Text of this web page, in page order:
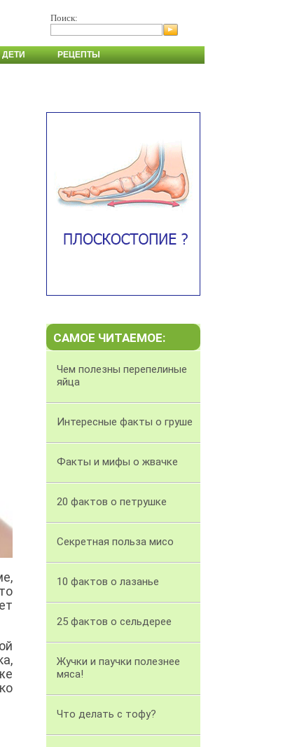
Поиск:
ДЕТИ РЕЦЕПТЫ
САМОЕ ЧИТАЕМОЕ:
Чем полезны перепелиные
яйца
Интересные факты о груше
Факты и мифы о жвачке
20 фактов о петрушке
Секретная польза мисо
10 фактов о лазанье
25 фактов о сельдерее
Жучки и паучки полезнее
мяса!
Что делать с тофу?